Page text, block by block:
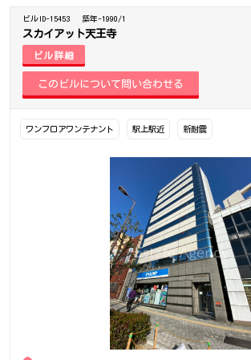
ビルID-15453 築年-1990/1
スカイアット天王寺
ビル詳細
ワンフロアワンテナント 駅上駅近 新耐震